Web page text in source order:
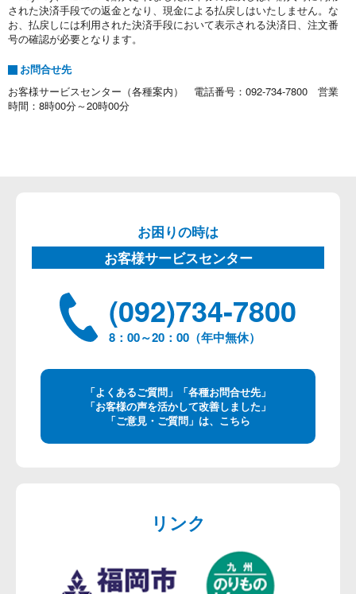
された決済手段での返金となり、現金による払戻しはいたしません。な
お、払戻しには利用された決済手段において表示される決済日、注文番
号の確認が必要となります。
お問合せ先
お客様サービスセンター（各種案内） 電話番号：092-734-7800 営業
時間：8時00分～20時00分
お困りの時は
お客様サービスセンター
(092)734-7800
8：00～20：00（年中無休）
「よくあるご質問」「各種お問合せ先」
「お客様の声を活かして改善しました」
「ご意見・ご質問」は、こちら
リンク